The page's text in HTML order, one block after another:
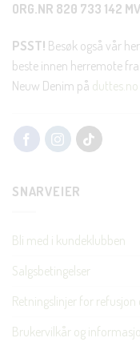
ORG.NR 820 733 142
PSST! Besøk også vår
beste innen herremote
Neuw Denim på duttes.no
SNARVEIER
Bli med i kundeklubben
Salgsbetingelser
Retningslinjer for refusjon
Brukervilkår og